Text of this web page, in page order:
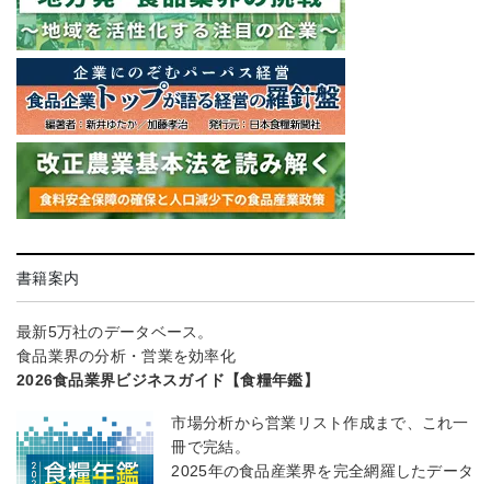
書籍案内
最新5万社のデータベース。
食品業界の分析・営業を効率化
2026食品業界ビジネスガイド【食糧年鑑】
市場分析から営業リスト作成まで、これ一
冊で完結。
2025年の食品産業界を完全網羅したデータ